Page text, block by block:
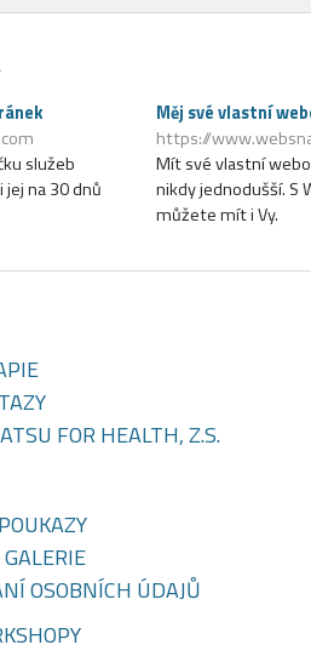
služeb
na 30 dnů
Měj své vlastní
https://
Mít své vlastní
nikdy jednodušší. S
můžete mít i Vy.
FOR HEALTH, Z.S.
OSOBNÍCH ÚDAJŮ